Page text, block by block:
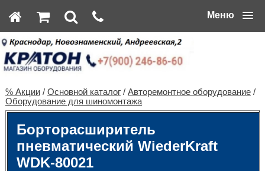
Меню
% Акции/ Основной каталог/ Авторемонтное оборудование/
Оборудование для шиномонтажа
Борторасширитель
пневматический WiederKraft
WDK-80021